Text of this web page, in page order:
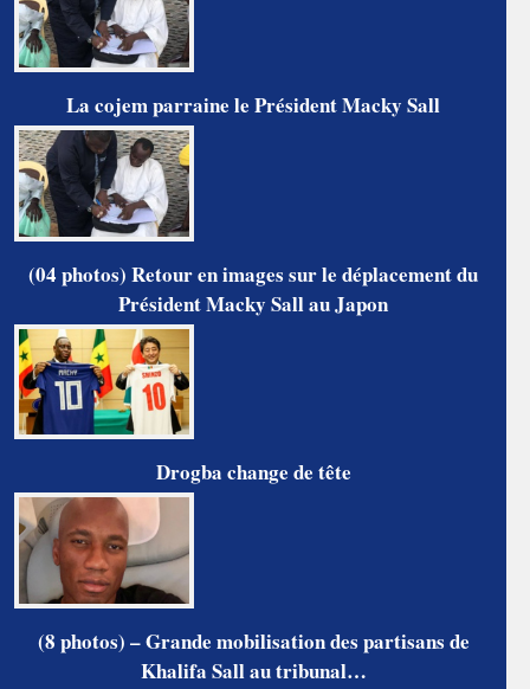
La cojem parraine le Président Macky Sall
(04 photos) Retour en images sur le déplacement du
Président Macky Sall au Japon
Drogba change de tête
(8 photos) – Grande mobilisation des partisans de
Khalifa Sall au tribunal…